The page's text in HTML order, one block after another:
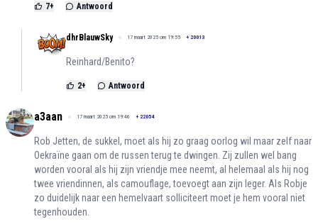
7+ Antwoord
dhrBlauwSky 17 maart 2025 om 19:55 + 20013
Reinhard/Benito?
2+ Antwoord
a3aan 17 maart 2025 om 19:46 + 22054
Rob Jetten, de sukkel, moet als hij zo graag oorlog wil maar zelf naar
Oekraïne gaan om de russen terug te dwingen. Zij zullen wel bang
worden vooral als hij zijn vriendje mee neemt, al helemaal als hij nog
twee vriendinnen, als camouflage, toevoegt aan zijn leger. Als Robje
zo duidelijk naar een hemelvaart solliciteert moet je hem vooral niet
tegenhouden.